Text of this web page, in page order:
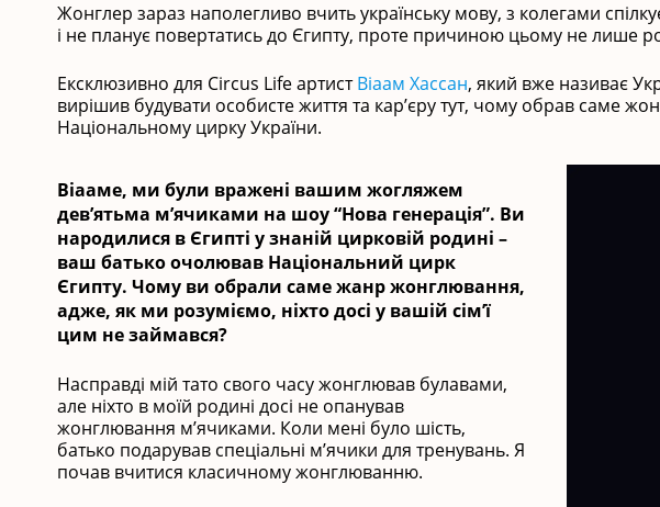
Жонглер зараз наполегливо вчить українську мову, з колегами
і не планує повертатись до Єгипту, проте причиною цьому не лише
Ексклюзивно для Circus Life артистВіаам Хассан, який вже називає
вирішив будувати особисте життя та кар’єру тут, чому обрав саме
Національному цирку України.
Віааме, ми були вражені вашим жогляжем
дев’ятьма м’ячиками на шоу “Нова генерація”. Ви
народилися в Єгипті у знаній цирковій родині –
ваш батько очолював Національний цирк
Єгипту. Чому ви обрали саме жанр жонглювання,
адже, як ми розуміємо, ніхто досі у вашій сім’ї
цим не займався?
Насправді мій тато свого часу жонглював булавами,
але ніхто в моїй родині досі не опанував
жонглювання м’ячиками. Коли мені було шість,
батько подарував спеціальні м’ячики для тренувань. Я
почав вчитися класичному жонглюванню.